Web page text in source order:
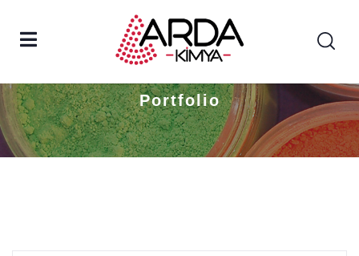
Optimizing Manufacturing
Portfolio